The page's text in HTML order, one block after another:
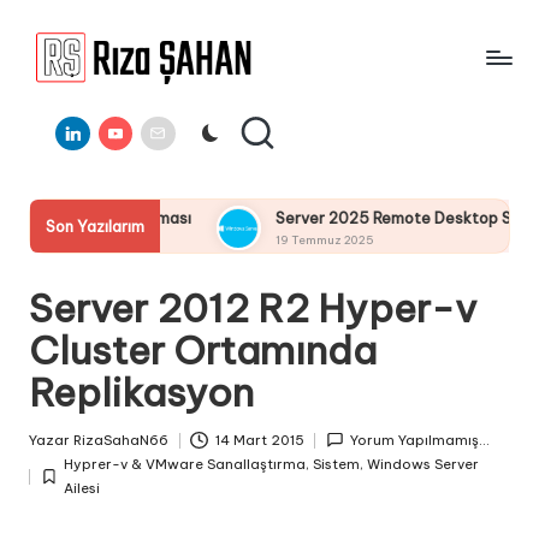
a
Ş
A
H
A
N
Bilgi
Paylaşım
LinkedinYoutube
E-
Mail
Son YazılarımServer 2025 Remote Desktop Services Bölüm3 :
19 Temmuz 2025
Server 2012 R2 Hyper-v
Cluster Ortamında
Replikasyon
by
Yazar RizaSahaN66 14 Mart 2015 Yorum Yapılmamış...
Posted
Hyprer-v & VMware Sanallaştırma,Sistem,Windows Server
Ailesi